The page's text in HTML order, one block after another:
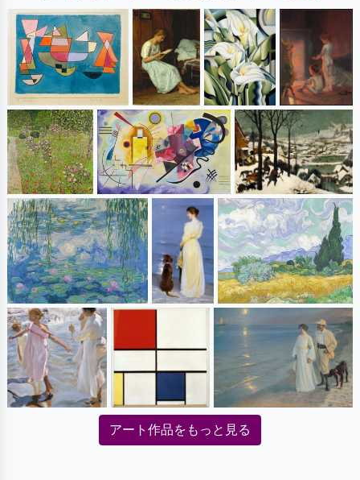
アート作品をもっと見る